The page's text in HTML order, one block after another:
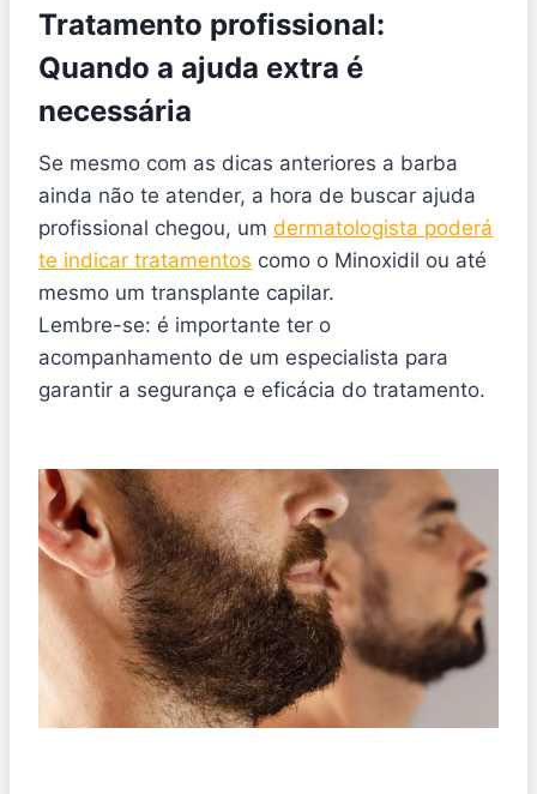
Tratamento profissional:
Quando a ajuda extra é
necessária
Se mesmo com as dicas anteriores a barba
ainda não te atender, a hora de buscar ajuda
profissional chegou, um dermatologista poderá
te indicar tratamentos como o Minoxidil ou até
mesmo um transplante capilar.
Lembre-se: é importante ter o
acompanhamento de um especialista para
garantir a segurança e eficácia do tratamento.